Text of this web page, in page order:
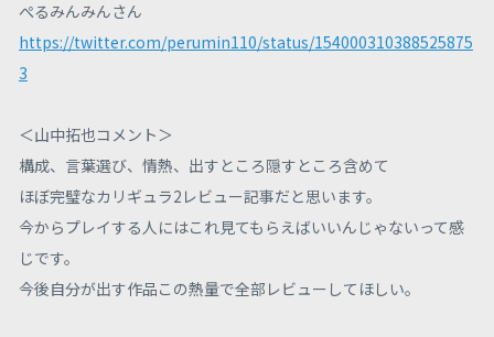
ぺるみんみんさん
https://twitter.com/perumin110/status/154000310388525875
3
＜山中拓也コメント＞
構成、言葉選び、情熱、出すところ隠すところ含めて
ほぼ完璧なカリギュラ2レビュー記事だと思います。
今からプレイする人にはこれ見てもらえばいいんじゃないって感
じです。
今後自分が出す作品この熱量で全部レビューしてほしい。